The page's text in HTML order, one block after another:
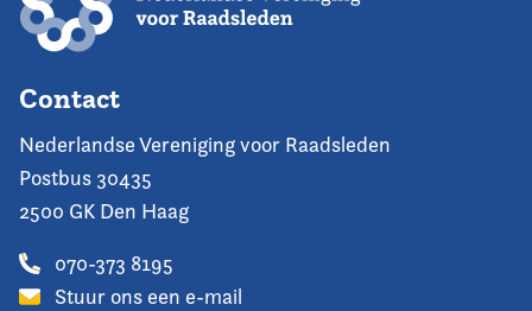
Contact
Nederlandse Vereniging voor Raadsleden
Postbus 30435
2500 GK Den Haag
070-373 8195
Stuur ons een e-mail